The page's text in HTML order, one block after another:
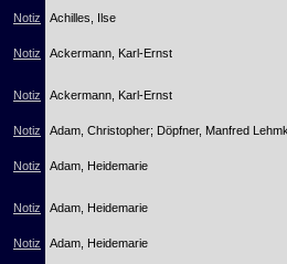
Notiz Achilles, Ilse
Notiz Ackermann, Karl-Ernst
Notiz Ackermann, Karl-Ernst
Notiz Adam, Christopher; Döpfner, Manfred
Notiz Adam, Heidemarie
Notiz Adam, Heidemarie
Notiz Adam, Heidemarie